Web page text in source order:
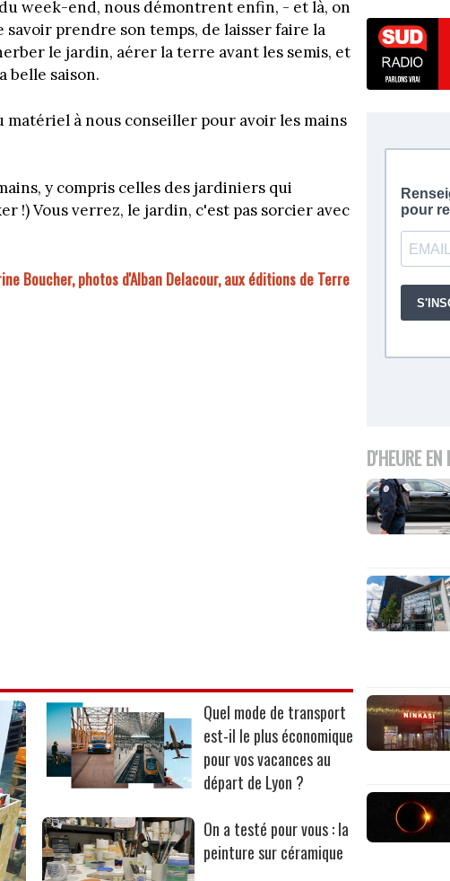
week-end, nous démontrent enfin, - et là, on
prendre son temps, de laisser faire la
le jardin, aérer la terre avant les semis, et
belle saison.
matériel à nous conseiller pour avoir les mains
y compris celles des jardiniers qui
!) Vous verrez, le jardin, c'est pas sorcier avec
Boucher, photos d'Alban Delacour, aux éditions de Terre
Quel mode de transport
est-il le plus économique
pour vos vacances au
départ de Lyon ?
On a testé pour vous : la
peinture sur céramique
D'HEURE EN